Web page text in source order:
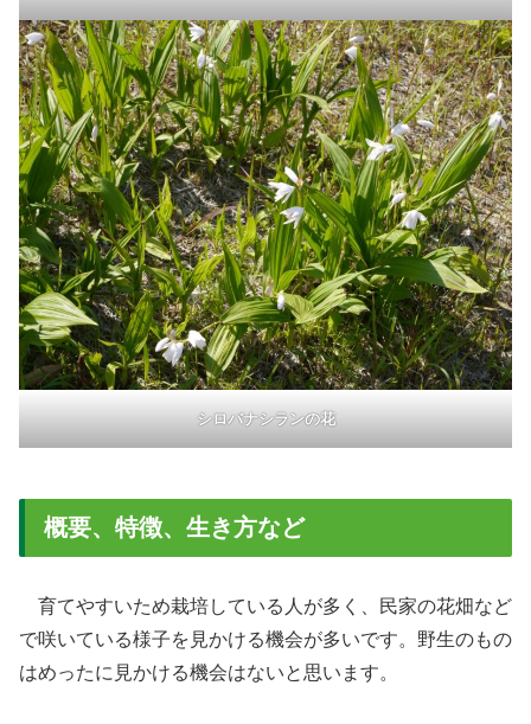
シロバナシランの花
概要、特徴、生き方など
育てやすいため栽培している人が多く、民家の花畑など
で咲いている様子を見かける機会が多いです。野生のもの
はめったに見かける機会はないと思います。